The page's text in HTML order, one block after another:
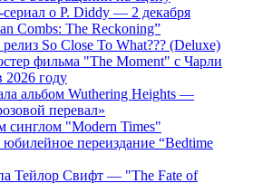
о P. Diddy — 2 декабря
Combs: The Reckoning”
So Close To What??? (Deluxe)
фильма "The Moment" с Чарли
году
альбом Wuthering Heights —
перевал»
синглом "Modern Times"
переиздание “Bedtime
Тейлор Свифт — "The Fate of